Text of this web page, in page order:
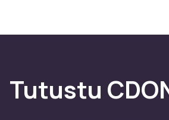
höyryuuneina ja yhdistettynä
kiertoilmauuneina.
Valinta ja huolto
Tutustu